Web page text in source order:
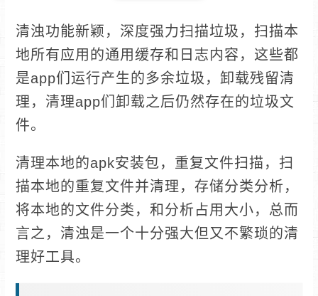
清浊功能新颖，深度强力扫描垃圾，扫描本
地所有应用的通用缓存和日志内容，这些都
是app们运行产生的多余垃圾，卸载残留清
理，清理app们卸载之后仍然存在的垃圾文
件。
清理本地的apk安装包，重复文件扫描，扫
描本地的重复文件并清理，存储分类分析，
将本地的文件分类，和分析占用大小，总而
言之，清浊是一个十分强大但又不繁琐的清
理好工具。